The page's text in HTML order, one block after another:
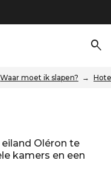
Waar moet ik slapen?
Oléron te
kamers en een